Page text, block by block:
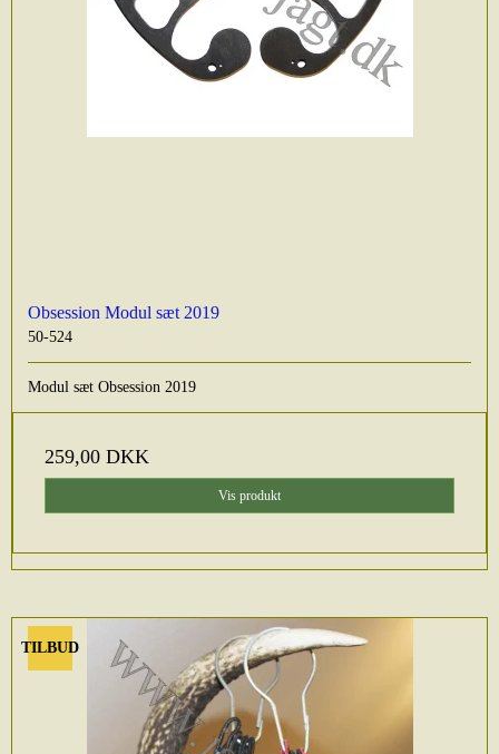
Obsession Modul sæt 2019
50-524
Modul sæt Obsession 2019
259,00 DKK
Vis produkt
TILBUD